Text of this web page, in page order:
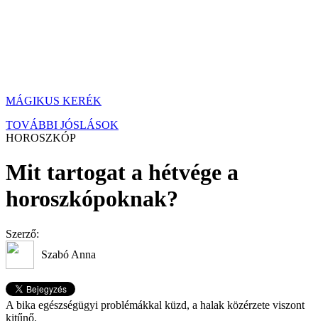
MÁGIKUS KERÉK
TOVÁBBI JÓSLÁSOK
HOROSZKÓP
Mit tartogat a hétvége a
horoszkópoknak?
Szerző:
Szabó Anna
A bika egészségügyi problémákkal küzd, a halak közérzete viszont
kitűnő.